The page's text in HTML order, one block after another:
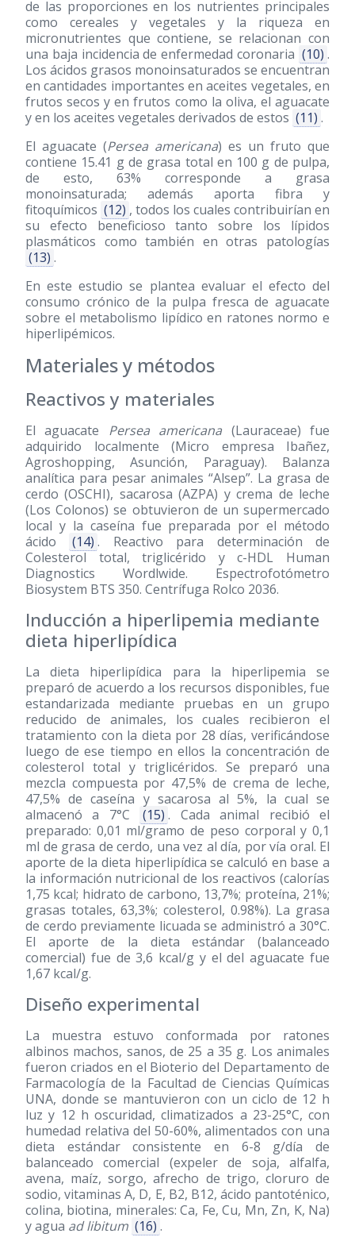
de las proporciones en los nutrientes principales
como cereales y vegetales y la riqueza en
micronutrientes que contiene, se relacionan con
una baja incidencia de enfermedad coronaria (10) .
Los ácidos grasos monoinsaturados se encuentran
en cantidades importantes en aceites vegetales, en
frutos secos y en frutos como la oliva, el aguacate
y en los aceites vegetales derivados de estos (11) .
El aguacate (Persea americana) es un fruto que
contiene 15.41 g de grasa total en 100 g de pulpa,
de esto, 63% corresponde a grasa
monoinsaturada; además aporta fibra y
fitoquímicos (12) , todos los cuales contribuirían en
su efecto beneficioso tanto sobre los lípidos
plasmáticos como también en otras patologías
(13) .
En este estudio se plantea evaluar el efecto del
consumo crónico de la pulpa fresca de aguacate
sobre el metabolismo lipídico en ratones normo e
hiperlipémicos.
Materiales y métodos
Reactivos y materiales
El aguacate Persea americana (Lauraceae) fue
adquirido localmente (Micro empresa Ibañez,
Agroshopping, Asunción, Paraguay). Balanza
analítica para pesar animales “Alsep”. La grasa de
cerdo (OSCHI), sacarosa (AZPA) y crema de leche
(Los Colonos) se obtuvieron de un supermercado
local y la caseína fue preparada por el método
ácido
(14) . Reactivo para determinación de
Colesterol total, triglicérido y c-HDL Human
Diagnostics Wordlwide. Espectrofotómetro
Biosystem BTS 350. Centrífuga Rolco 2036.
Inducción a hiperlipemia mediante
dieta hiperlipídica
La dieta hiperlipídica para la hiperlipemia se
preparó de acuerdo a los recursos disponibles, fue
estandarizada mediante pruebas en un grupo
reducido de animales, los cuales recibieron el
tratamiento con la dieta por 28 días, verificándose
luego de ese tiempo en ellos la concentración de
colesterol total y triglicéridos. Se preparó una
mezcla compuesta por 47,5% de crema de leche,
47,5% de caseína y sacarosa al 5%, la cual se
almacenó a 7°C
(15) . Cada animal recibió el
preparado: 0,01 ml/gramo de peso corporal y 0,1
ml de grasa de cerdo, una vez al día, por vía oral. El
aporte de la dieta hiperlipídica se calculó en base a
la información nutricional de los reactivos (calorías
1,75 kcal; hidrato de carbono, 13,7%; proteína, 21%;
grasas totales, 63,3%; colesterol, 0.98%). La grasa
de cerdo previamente licuada se administró a 30°C.
El aporte de la dieta estándar (balanceado
comercial) fue de 3,6 kcal/g y el del aguacate fue
1,67 kcal/g.
Diseño experimental
La muestra estuvo conformada por ratones
albinos machos, sanos, de 25 a 35 g. Los animales
fueron criados en el Bioterio del Departamento de
Farmacología de la Facultad de Ciencias Químicas
UNA, donde se mantuvieron con un ciclo de 12 h
luz y 12 h oscuridad, climatizados a 23-25°C, con
humedad relativa del 50-60%, alimentados con una
dieta estándar consistente en 6-8 g/día de
balanceado comercial (expeler de soja, alfalfa,
avena, maíz, sorgo, afrecho de trigo, cloruro de
sodio, vitaminas A, D, E, B2, B12, ácido pantoténico,
colina, biotina, minerales: Ca, Fe, Cu, Mn, Zn, K, Na)
y agua ad libitum (16) .